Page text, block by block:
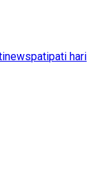
patipati hari